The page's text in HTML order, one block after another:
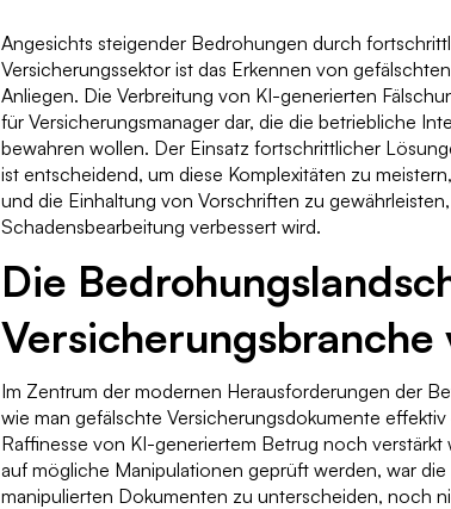
Angesichts steigender Bedrohungen durch
Versicherungssektor ist das Erkennen von
Anliegen. Die Verbreitung von KI-generierten
für Versicherungsmanager dar, die die betriebliche
bewahren wollen. Der Einsatz fortschrittlicher
ist entscheidend, um diese Komplexitäten zu
und die Einhaltung von Vorschriften zu
Schadensbearbeitung verbessert wird.
Die
Versicherungsbranche
Im Zentrum der modernen Herausforderungen der
wie man gefälschte Versicherungsdokumente
Raffinesse von KI-generiertem Betrug noch
auf mögliche Manipulationen geprüft werden, war
manipulierten Dokumenten zu unterscheiden, noch